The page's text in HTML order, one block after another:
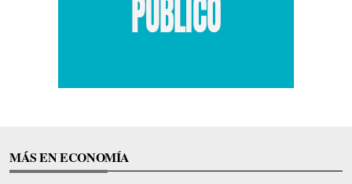
MÁS EN ECONOMÍA